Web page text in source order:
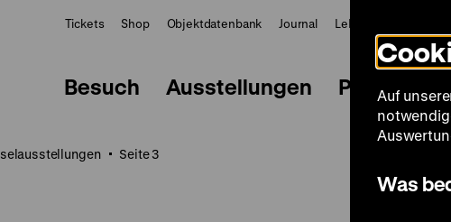
Tickets Shop Objektdatenbank Journal LeMO
Besuch Ausstellungen Programm
Seite 3
Auf
Was